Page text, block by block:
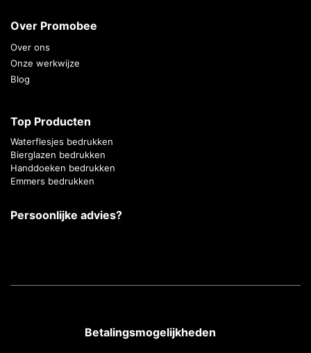
Over Promobee
Over ons
Onze werkwijze
Blog
Top Producten
Waterflesjes bedrukken
Bierglazen bedrukken
Handdoeken bedrukken
Emmers bedrukken
Persoonlijke advies?
Betalingsmogelijkheden